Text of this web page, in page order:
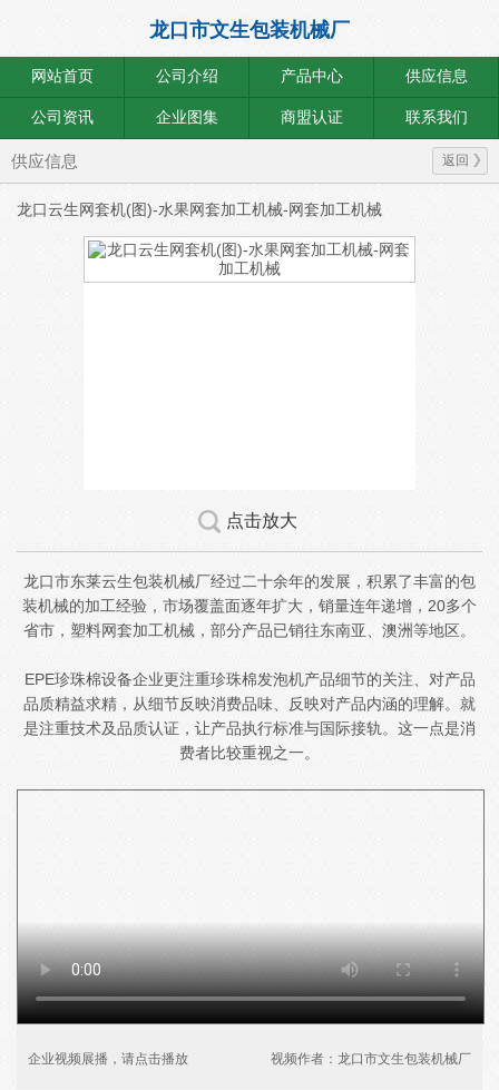
龙口市文生包装机械厂
网站首页 公司介绍 产品中心 供应信息
公司资讯 企业图集 商盟认证 联系我们
供应信息 返回
龙口云生网套机(图)-水果网套加工机械-网套加工机械
点击放大
龙口市东莱云生包装机械厂经过二十余年的发展，积累了丰富的包
装机械的加工经验，市场覆盖面逐年扩大，销量连年递增，20多个
省市，塑料网套加工机械，部分产品已销往东南亚、澳洲等地区。
EPE珍珠棉设备企业更注重珍珠棉发泡机产品细节的关注、对产品
品质精益求精，从细节反映消费品味、反映对产品内涵的理解。就
是注重技术及品质认证，让产品执行标准与国际接轨。这一点是消
费者比较重视之一。
企业视频展播，请点击播放 视频作者：龙口市文生包装机械厂